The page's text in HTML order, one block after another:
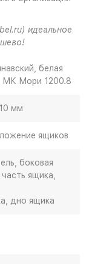
идеальное
белая
МК Мори 1200.8
мм
ящиков
боковая
ящика,
дно ящика